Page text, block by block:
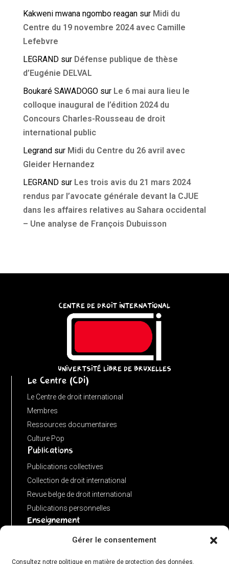
Gérer le consentement
Consultez notre politique en matière de protection des données.
Kakweni mwana ngombo reagansur Midi du
Centre du 19 novembre 2024 avec Camille
Lefebvre
LEGRANDsur Défense publique de thèse
d’Eugénie DELVAL
Boukaré SAWADOGOsur Le 6 mai aura lieu le
colloque inaugural de l’édition 2024 du
Concours Charles-Rousseau de droit
international public
Legrand sur Midi du Centre du 26 avril avec
Gleider Hernandez
LEGRANDsur Les trois avis du 21 mars 2024
rendus par l’avocate générale devant la CJUE
dans les affaires relatives au Sahara occidental
– Une analyse de François Dubuisson
CENTRE DE DROIT INTERNATIONAL
UNIVERTSITÉ LIBRE DE BRUXELLES
Le Centre (CDI)
Le Centre de droit international
Membres
Ressources documentaires
Culture Pop
Publications
Publications collectives
Collection de droit international
Revue belge de droit international
Publications personnelles
Enseignement
Advanced LLM in public international law